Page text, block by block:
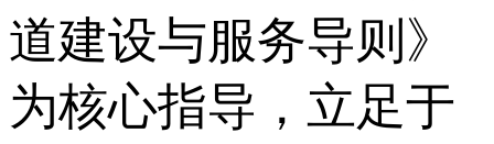
道建设与服务导则》
为核心指导，立足于